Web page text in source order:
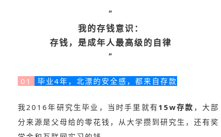
“
我的存钱意识：
存钱，是成年人最高级的自律
”
01 毕业4年，北漂的安全感，都来自存款
我2016年研究生毕业，当时手里就有 15w存款 ，大部
分来源是父母给的零花钱，从大学攒到研究生，还有奖